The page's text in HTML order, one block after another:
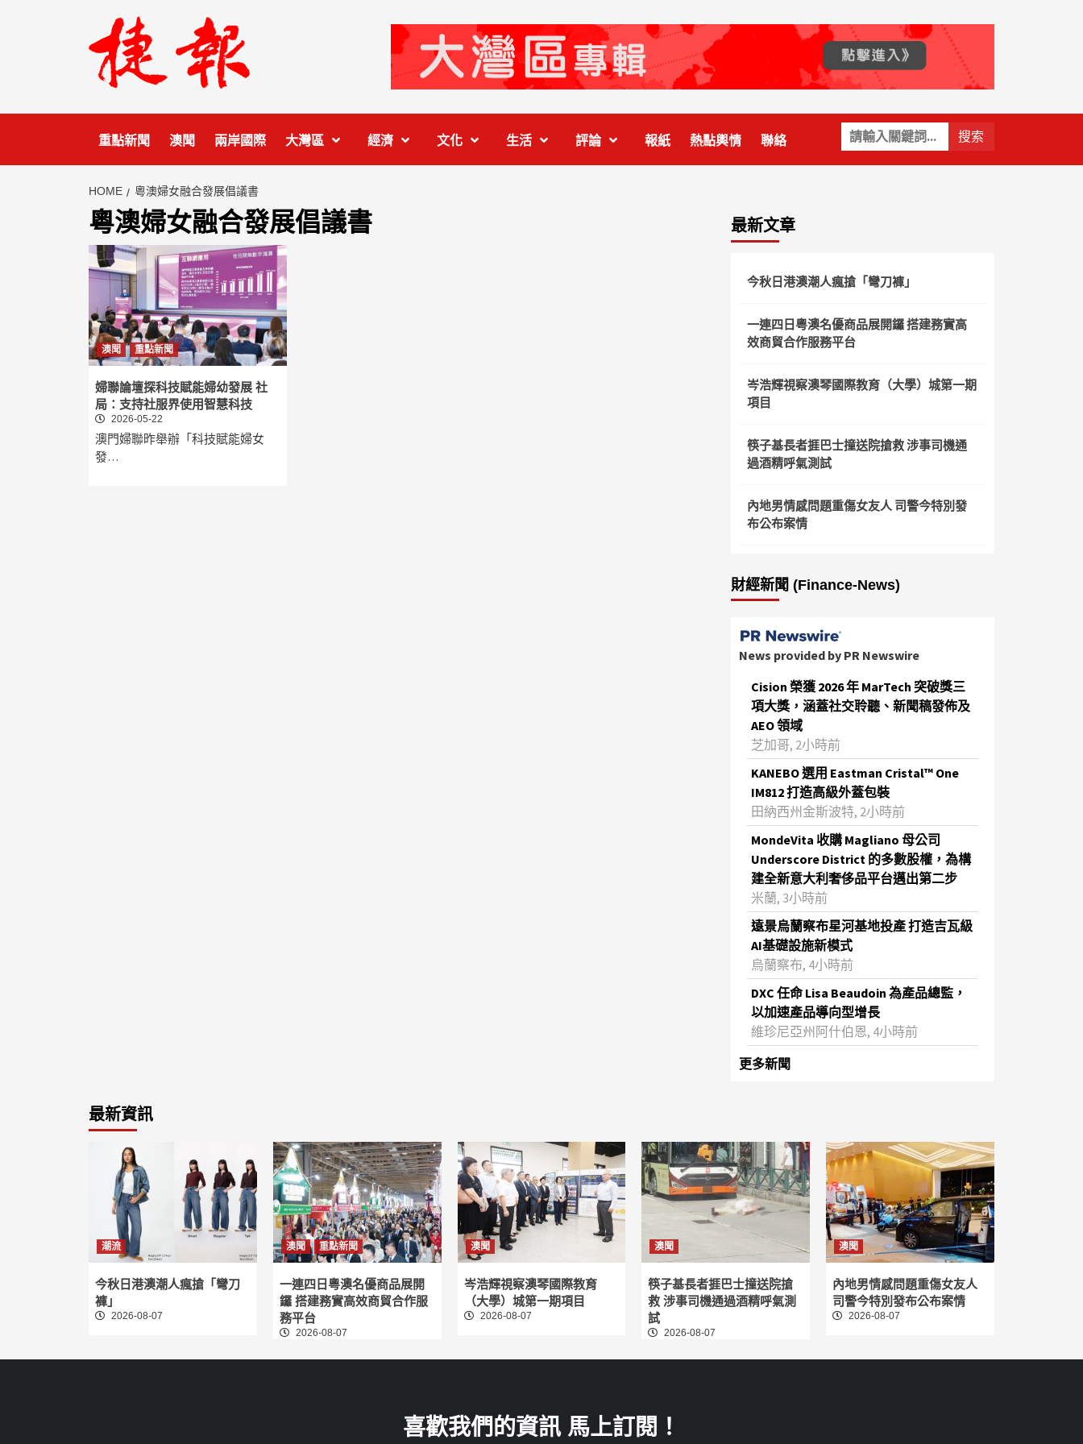
關
鍵
字:
重點新聞 澳聞 兩岸國際 大灣區 經濟 文化 生活 評論 報紙 熱點輿情 聯絡
HOME 粵澳婦女融合發展倡議書
粵澳婦女融合發展倡議書
澳聞 重點新聞
婦聯論壇探科技賦能婦幼發展 社
局：支持社服界使用智慧科技
2026-05-22
澳門婦聯昨舉辦「科技賦能婦女
發…
最新文章
今秋日港澳潮人瘋搶「彎刀褲」
一連四日粵澳名優商品展開鑼 搭建務實高
效商貿合作服務平台
岑浩輝視察澳琴國際教育（大學）城第一期
項目
筷子基長者捱巴士撞送院搶救 涉事司機通
過酒精呼氣測試
內地男情感問題重傷女友人 司警今特別發
布公布案情
財經新聞 (Finance-News)
News provided by PR Newswire
Cision 榮獲 2026 年 MarTech 突破獎三
項大獎，涵蓋社交聆聽、新聞稿發佈及
AEO 領域
芝加哥, 2小時前
KANEBO 選用 Eastman Cristal™ One
IM812 打造高級外蓋包裝
田納西州金斯波特, 2小時前
MondeVita 收購 Magliano 母公司
Underscore District 的多數股權，為構
建全新意大利奢侈品平台邁出第二步
米蘭, 3小時前
遠景烏蘭察布星河基地投產 打造吉瓦級
AI基礎設施新模式
烏蘭察布, 4小時前
DXC 任命 Lisa Beaudoin 為產品總監，
以加速產品導向型增長
維珍尼亞州阿什伯恩, 4小時前
更多新聞
最新資訊
潮流
今秋日港澳潮人瘋搶「彎刀
褲」
2026-08-07
澳聞 重點新聞
一連四日粵澳名優商品展開
鑼 搭建務實高效商貿合作服
務平台
2026-08-07
澳聞
岑浩輝視察澳琴國際教育
（大學）城第一期項目
2026-08-07
澳聞
筷子基長者捱巴士撞送院搶
救 涉事司機通過酒精呼氣測
試
2026-08-07
澳聞
內地男情感問題重傷女友人
司警今特別發布公布案情
2026-08-07
喜歡我們的資訊 馬上訂閱！